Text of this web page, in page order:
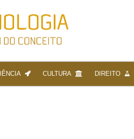
CULTURA DIREITO